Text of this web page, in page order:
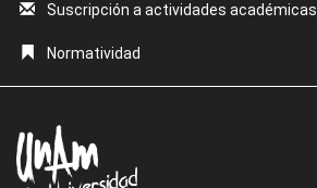
Suscripción a actividades académicas
Normatividad